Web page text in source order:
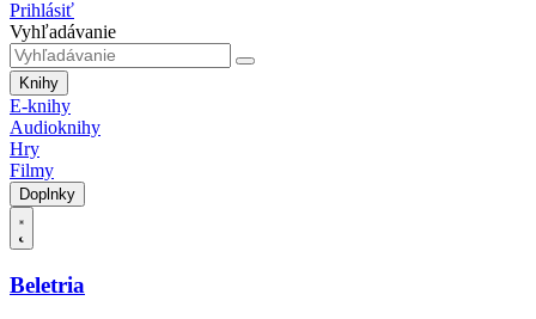
Prihlásiť
Vyhľadávanie
Knihy
E-knihy
Audioknihy
Hry
Filmy
Doplnky
Beletria